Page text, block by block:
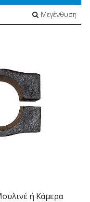
Μεγένθυση
ή Κάμερα